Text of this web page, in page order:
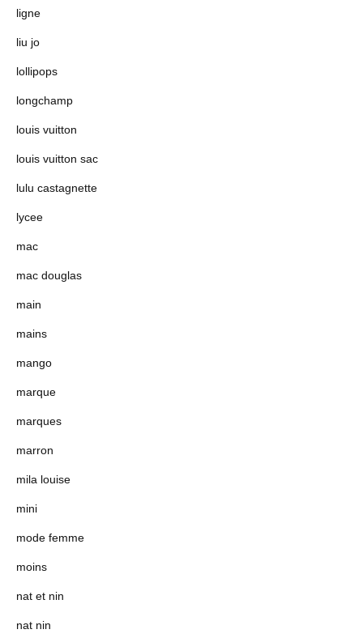
ligne
liu jo
lollipops
longchamp
louis vuitton
louis vuitton sac
lulu castagnette
lycee
mac
mac douglas
main
mains
mango
marque
marques
marron
mila louise
mini
mode femme
moins
nat et nin
nat nin